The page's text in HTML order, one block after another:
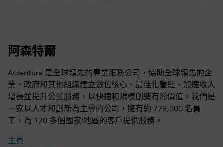
阿森特爾
Accenture 是全球領先的專業服務公司，協助全球領先的企
業、政府和其他組織建立數位核心、最佳化營運、加速收入
增長並提升公民服務，以快速和規模創造有形價值。我們是
一家以人才和創新為主導的公司，擁有約 779,000 名員
工，為 120 多個國家/地區的客戶提供服務。
主頁